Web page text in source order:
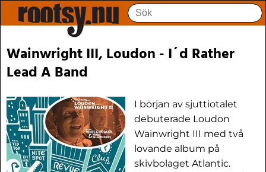
Wainwright III, Loudon - I´d Rather
Lead A Band
I början av sjuttiotalet
debuterade Loudon
Wainwright III med två
lovande album på
skivbolaget Atlantic.